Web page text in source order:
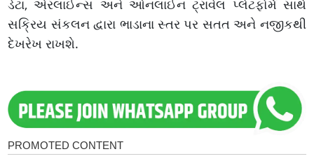
ડેટા, એરલાઈન્સ અને ઓનલાઈન ટ્રાવેલ પ્લેટફોર્મ સાથે
સક્રિય સંકલન દ્વારા ભાડાના સ્તર પર સતત અને નજીકથી
દેખરેખ રાખશે.